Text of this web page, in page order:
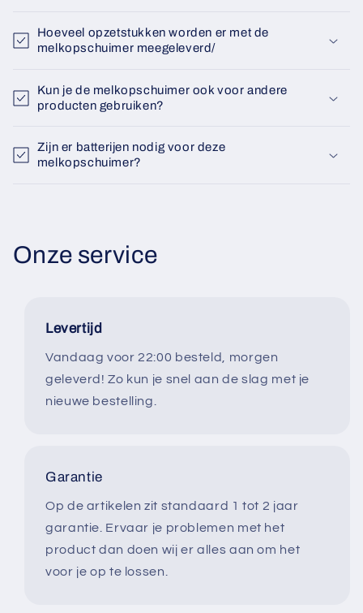
Hoeveel opzetstukken worden er met de
melkopschuimer meegeleverd/
Kun je de melkopschuimer ook voor andere
producten gebruiken?
Zijn er batterijen nodig voor deze
melkopschuimer?
Onze service
Levertijd
Vandaag voor 22:00 besteld, morgen
geleverd! Zo kun je snel aan de slag met je
nieuwe bestelling.
Garantie
Op de artikelen zit standaard 1 tot 2 jaar
garantie. Ervaar je problemen met het
product dan doen wij er alles aan om het
voor je op te lossen.